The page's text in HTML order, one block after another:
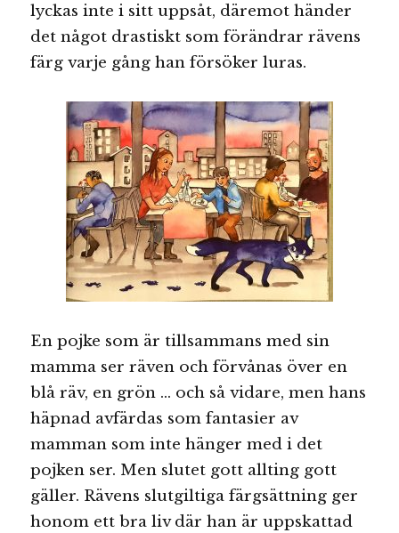
lyckas inte i sitt uppsåt, däremot händer
det något drastiskt som förändrar rävens
färg varje gång han försöker luras.
En pojke som är tillsammans med sin
mamma ser räven och förvånas över en
blå räv, en grön … och så vidare, men hans
häpnad avfärdas som fantasier av
mamman som inte hänger med i det
pojken ser. Men slutet gott allting gott
gäller. Rävens slutgiltiga färgsättning ger
honom ett bra liv där han är uppskattad